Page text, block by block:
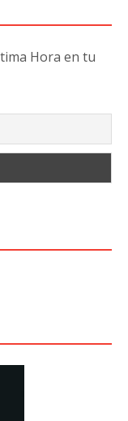
Hora en tu